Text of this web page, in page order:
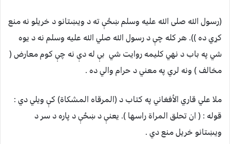
(رسول الله صلی الله عليه وسلم ښځې ته د ويښتانو د خريلو نه منع
کړي ده )). هر کله چې د رسول الله صلي الله عليه وسلم نه د يوه
شي په باب د نهي کليمه روايت شي بې له دې نه چې کوم معارض (
مخالف ) ونه لري په معني د حرام والي ده .
ملا علي قاري الأفغاني په کتاب د (المرقاه المشکاة) کې ويلي دي :
قوله : ( ان تحلق المراة راسها ). يعنې د ښځې د پاره د سر د
ويښتانو خريل منع دي .